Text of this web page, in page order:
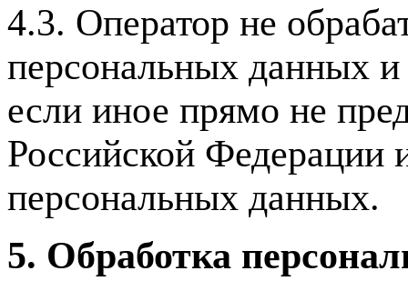
4.3. Оператор не
персональных данных
если иное прямо не
Российской Федерации
персональных данных.
5. Обработка